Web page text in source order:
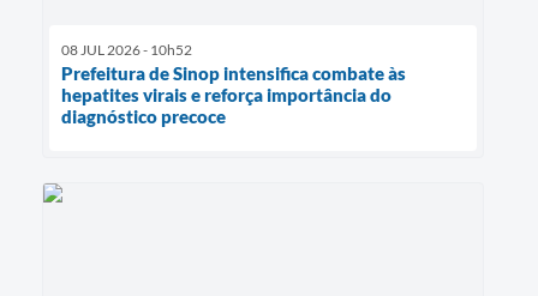
08 JUL 2026 - 10h52
Prefeitura de Sinop intensifica combate às
hepatites virais e reforça importância do
diagnóstico precoce